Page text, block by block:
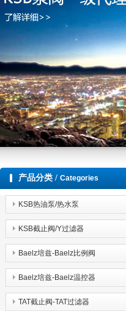
产品分类 / Categories
KSB热油泵/热水泵
KSB截止阀/Y过滤器
Baelz培兹-Baelz比例阀
Baelz培兹-Baelz温控器
TAT截止阀-TAT过滤器